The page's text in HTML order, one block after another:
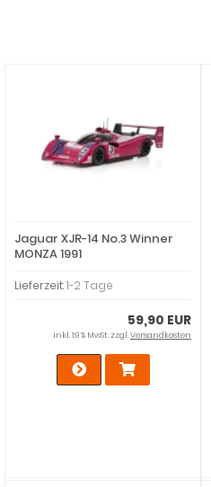
Jaguar XJR-14 No.3 Winner
MONZA 1991
Lieferzeit:1-2 Tage
59,90 EUR
inkl. 19 % MwSt. zzgl.Versandkosten